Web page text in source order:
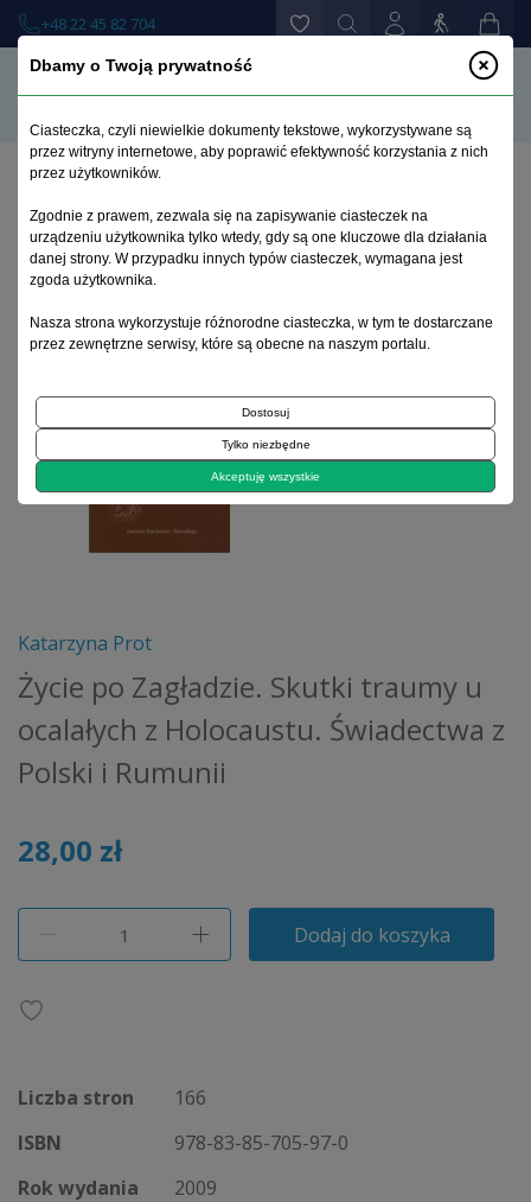
+48 22 45 82 704
Życie po Zagładzie. Skutki traumy u ocalałych z
Holocaustu. Świadectwa z Polski i Rumunii
Katarzyna Prot
Życie po Zagładzie. Skutki traumy u
ocalałych z Holocaustu. Świadectwa z
Polski i Rumunii
28,00 zł
Dodaj do koszyka
Liczba stron
166
ISBN
978-83-85-705-97-0
Rok wydania
2009
Dbamy o Twoją prywatność
Ciasteczka, czyli niewielkie dokumenty tekstowe, wykorzystywane są
przez witryny internetowe, aby poprawić efektywność korzystania z nich
przez użytkowników.
Zgodnie z prawem, zezwala się na zapisywanie ciasteczek na
urządzeniu użytkownika tylko wtedy, gdy są one kluczowe dla działania
danej strony. W przypadku innych typów ciasteczek, wymagana jest
zgoda użytkownika.
Nasza strona wykorzystuje różnorodne ciasteczka, w tym te dostarczane
przez zewnętrzne serwisy, które są obecne na naszym portalu.
Dostosuj
Tylko niezbędne
Akceptuję wszystkie